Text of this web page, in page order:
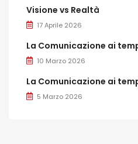
Visione vs Realtà
17 Aprile 2026
La Comunicazione ai
10 Marzo 2026
La Comunicazione ai
5 Marzo 2026